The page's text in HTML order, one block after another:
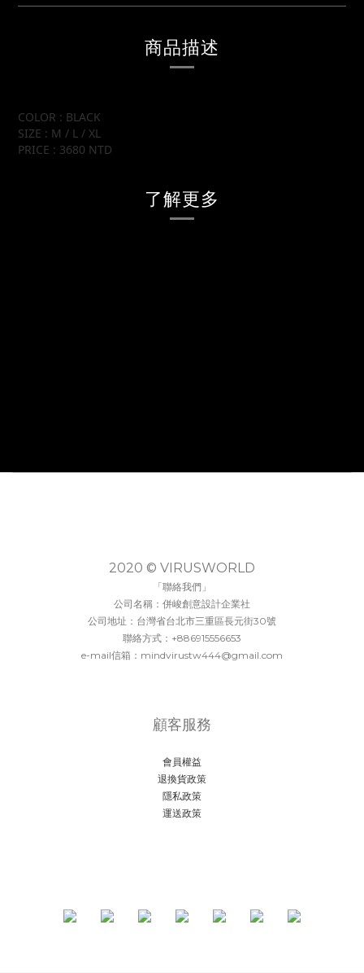
商品描述
COLOR : BLACK
SIZE : M / L / XL
PRICE : 3680 NTD
了解更多
2020 © VIRUSWORLD
「聯絡我們」
公司名稱：併峻創意設計企業社
公司地址：台灣省台北市三重區長元街30號
聯絡方式：+886915556653
e-mail信箱：mindvirustw444@gmail.com
顧客服務
會員權益
退換貨政策
隱私政策
運送政策